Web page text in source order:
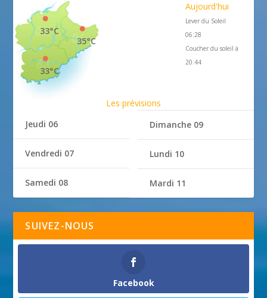
35°C
33°C
33°C
Aujourd'hui
Lever du Soleil
06:28
Coucher du soleil à
20:44
Les prévisions
Jeudi 06
Vendredi 07
Samedi 08
Dimanche 09
Lundi 10
Mardi 11
SUIVEZ-NOUS
Facebook